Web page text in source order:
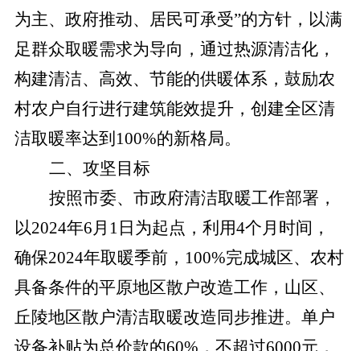
为主、政府推动、居民可承受”的方针，以满
足群众取暖需求为导向，通过热源清洁化，
构建清洁、高效、节能的供暖体系，鼓励农
村农户自行进行建筑能效提升，创建全区清
洁取暖率达到100%的新格局。
二、攻坚目标
按照市委、市政府清洁取暖工作部署，
以2024年6月1日为起点，利用4个月时间，
确保2024年取暖季前，100%完成城区、农村
具备条件的平原地区散户改造工作，山区、
丘陵地区散户清洁取暖改造同步推进。单户
设备补贴为总价款的60%，不超过6000元，